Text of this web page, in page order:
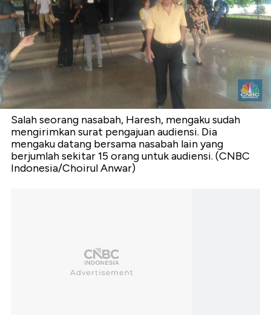
Salah seorang nasabah, Haresh, mengaku sudah
mengirimkan surat pengajuan audiensi. Dia
mengaku datang bersama nasabah lain yang
berjumlah sekitar 15 orang untuk audiensi. (CNBC
Indonesia/Choirul Anwar)